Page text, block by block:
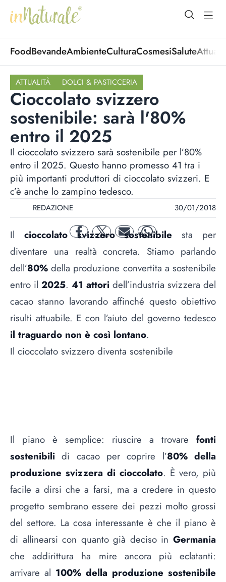
open
FoodBevandeAmbienteCulturaCosmesiSalute
ATTUALITÀ DOLCI & PASTICCERIA
Cioccolato svizzero
sostenibile: sarà l'80%
entro il 2025
Il cioccolato svizzero sarà sostenibile per l’80%
entro il 2025. Questo hanno promesso 41 tra i
più importanti produttori di cioccolato svizzeri. E
c’è anche lo zampino tedesco.
REDAZIONE 30/01/2018
facebooktwitter mail whatsapp
Il cioccolato svizzero sostenibile sta per
diventare una realtà concreta. Stiamo parlando
dell’80% della produzione convertita a sostenibile
entro il 2025. 41 attori dell’industria svizzera del
cacao stanno lavorando affinché questo obiettivo
risulti attuabile. E con l’aiuto del governo tedesco
il traguardo non è così lontano.
Il cioccolato svizzero diventa sostenibile
Il piano è semplice: riuscire a trovare fonti
sostenibili di cacao per coprire l’80% della
produzione svizzera di cioccolato. È vero, più
facile a dirsi che a farsi, ma a credere in questo
progetto sembrano essere dei pezzi molto grossi
del settore. La cosa interessante è che il piano è
di allinearsi con quanto già deciso in Germania
che addirittura ha mire ancora più eclatanti:
arrivare al 100% della produzione sostenibile